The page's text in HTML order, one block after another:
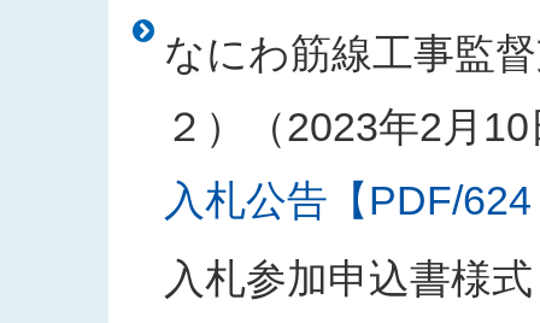
なにわ筋線工事監
２）（2023年2月
入札公告【PDF/
入札参加申込書様式